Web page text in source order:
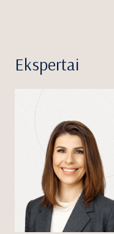
Ekspertai